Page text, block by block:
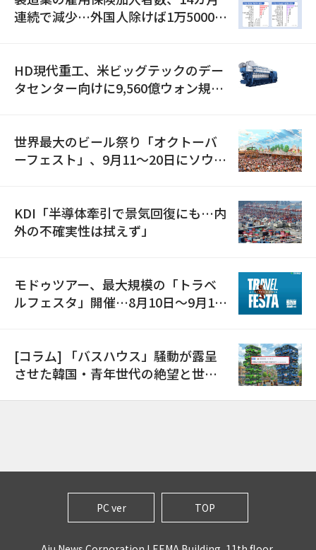
連続で減少…外国人除けば1万5000人
HD現代重工、米ビッグテックのデー
タセンター向けに9,560億ウォン規模
世界最大のビール祭り「オクトーバ
ーフェスト」、9月11〜20日にソウル
KDI「半導体牽引で景気回復にも…内
外の不確実性は拭えず」
モドゥツアー、最大規模の「トラベ
ルフェスタ」開催…8月10日～9月11
[コラム] 「バスハウス」騒動が露呈
させた韓国・青年世代の絶望と世代
PC ver TOP